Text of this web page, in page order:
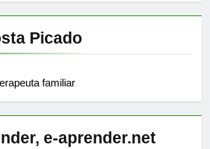
Picado
familiar
e-aprender.net